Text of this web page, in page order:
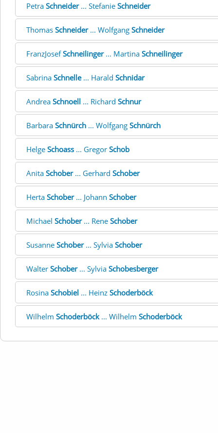
Petra Schneider... Stefanie Schneider
Thomas Schneider... Wolfgang Schneider
FranzJosefSchneilinger... Martina Schneilinger
Sabrina Schnelle... Harald Schnidar
Andrea Schnoell ... Richard Schnur
Barbara Schnürch ... Wolfgang Schnürch
Helge Schoass ... Gregor Schob
Anita Schober... Gerhard Schober
Herta Schober... Johann Schober
Michael Schober... Rene Schober
Susanne Schober... Sylvia Schober
Walter Schober... Sylvia Schobesberger
Rosina Schobiel ... Heinz Schoderböck
Wilhelm Schoderböck... Wilhelm Schoderböck